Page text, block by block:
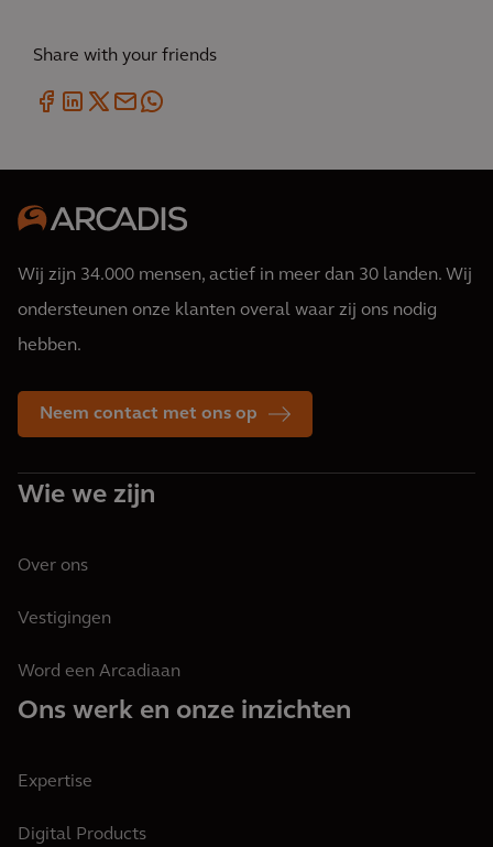
Share with your friends
Wij zijn 34.000 mensen, actief in meer dan 30 landen. Wij
ondersteunen onze klanten overal waar zij ons nodig
hebben.
Neem contact met ons op
Wie we zijn
Over ons
Vestigingen
Word een Arcadiaan
Ons werk en onze inzichten
Expertise
Digital Products